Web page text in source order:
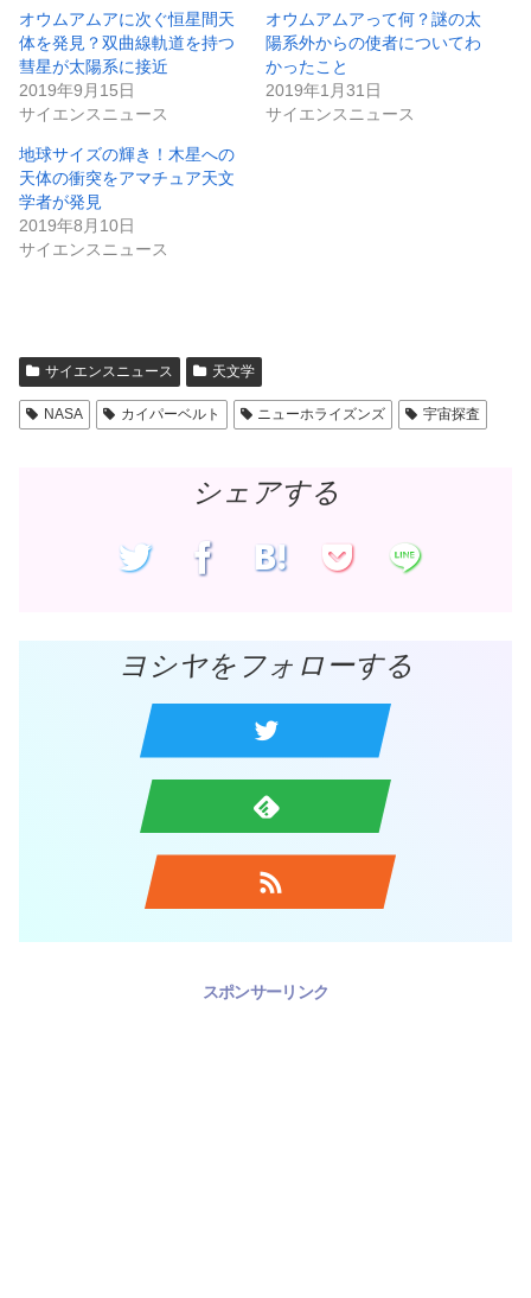
t
t
e
r
で
共
有
(
し
い
ウ
ィ
ン
ド
ウ
で
開
共
有
す
る
に
は
ク
リ
ク
し
て
く
さ
い
新
ウ
で
開
き
ま
す
オウムアムアに次ぐ恒星間天
体を発見？双曲線軌道を持つ
彗星が太陽系に接近
2019年9月15日
サイエンスニュース
オウムアムアって何？謎の太
陽系外からの使者についてわ
かったこと
2019年1月31日
サイエンスニュース
地球サイズの輝き！木星への
天体の衝突をアマチュア天文
学者が発見
2019年8月10日
サイエンスニュース
サイエンスニュース 天文学
NASA カイパーベルト ニューホライズンズ 宇宙探査
シェアする
ヨシヤをフォローする
スポンサーリンク